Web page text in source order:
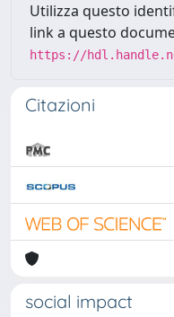
Utilizza questo
link a questo
https://
Citazioni
social impact